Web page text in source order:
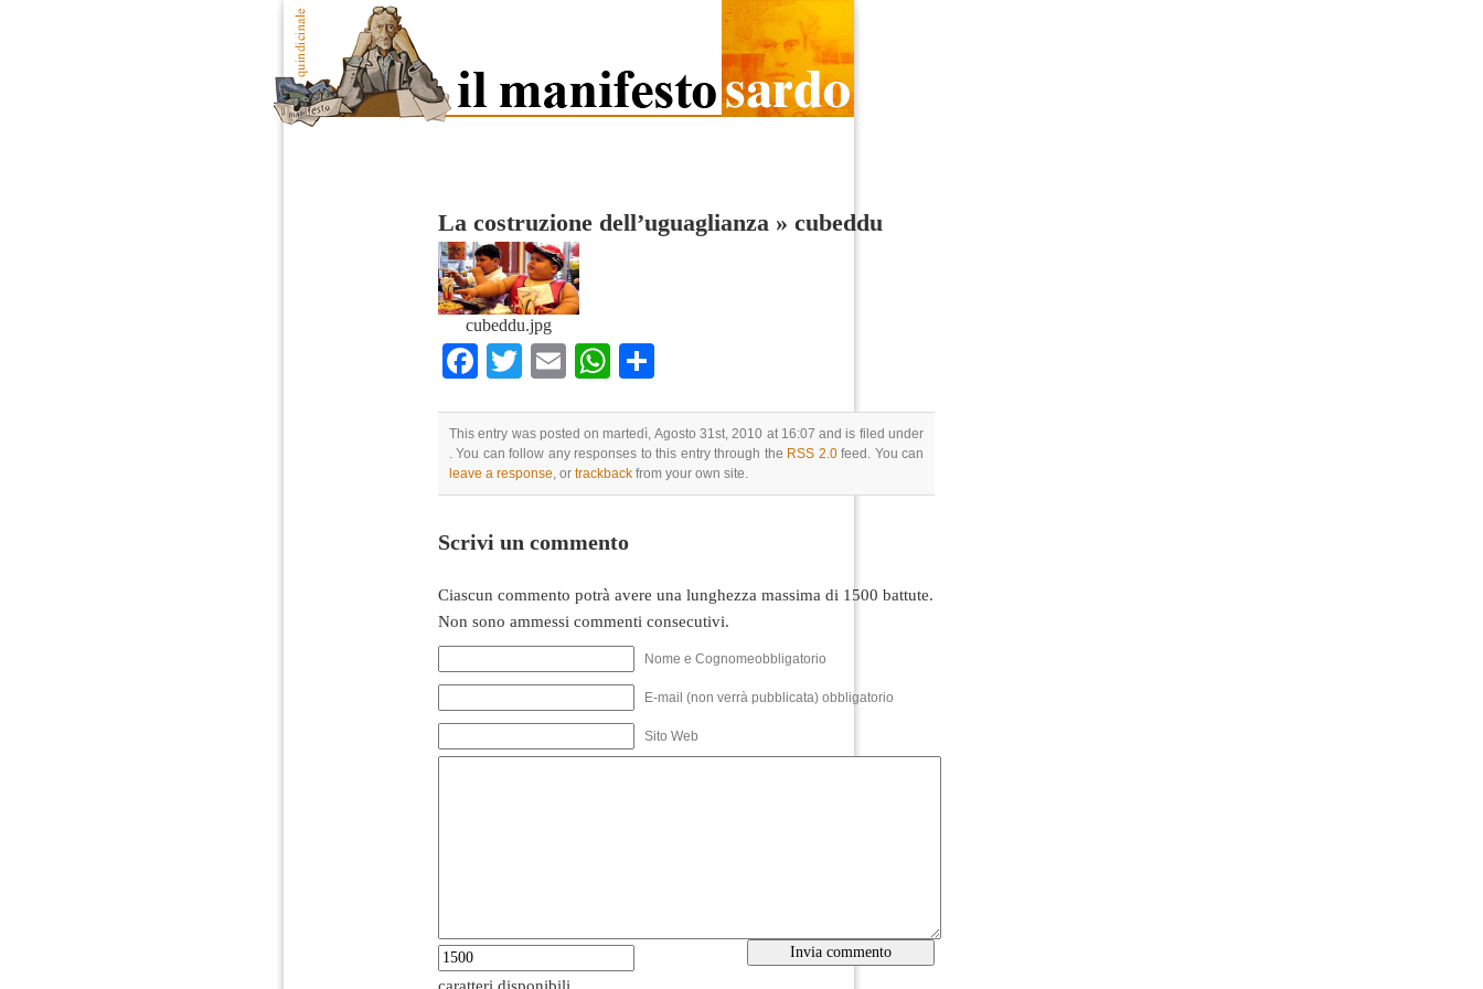
La costruzione dell’uguaglianza » cubeddu
cubeddu.jpg
Facebook
TwitterEmailWhatsApp
This entry was posted on martedì, Agosto 31st, 2010 at 16:07 and is filed under
. You can follow any responses to this entry through the RSS 2.0feed. You can
leave a response, or trackback from your own site.
Scrivi un commento
Ciascun commento potrà avere una lunghezza massima di 1500 battute.
Non sono ammessi commenti consecutivi.
Nome e Cognomeobbligatorio
E-mail (non verrà pubblicata) obbligatorio
Sito Web